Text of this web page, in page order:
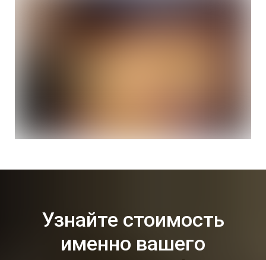
Узнайте стоимость
именно вашего